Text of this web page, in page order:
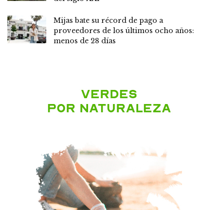
Mijas bate su récord de pago a
proveedores de los últimos ocho años:
menos de 28 días